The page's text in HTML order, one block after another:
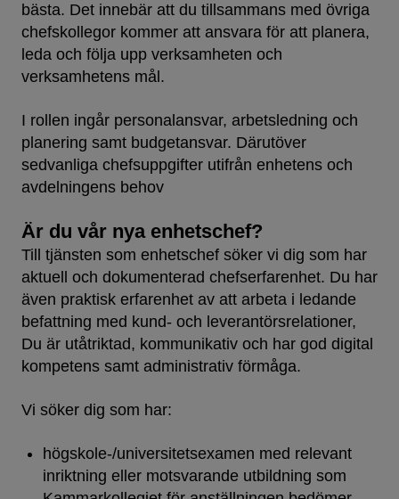
bästa. Det innebär att du tillsammans med övriga
chefskollegor kommer att ansvara för att planera,
leda och följa upp verksamheten och
verksamhetens mål.
I rollen ingår personalansvar, arbetsledning och
planering samt budgetansvar. Därutöver
sedvanliga chefsuppgifter utifrån enhetens och
avdelningens behov
Är du vår nya enhetschef?
Till tjänsten som enhetschef söker vi dig som har
aktuell och dokumenterad chefserfarenhet. Du har
även praktisk erfarenhet av att arbeta i ledande
befattning med kund- och leverantörsrelationer,
Du är utåtriktad, kommunikativ och har god digital
kompetens samt administrativ förmåga.
Vi söker dig som har:
högskole-/universitetsexamen med relevant
inriktning eller motsvarande utbildning som